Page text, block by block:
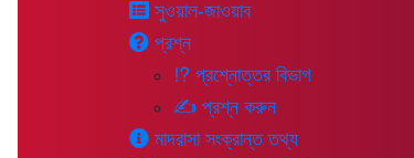
সুওয়াল-জাওয়াব
প্রশ্ন
⁉ প্রশ্নোত্তর বিভাগ
✍ প্রশ্ন করুন
মাদরাসা সংক্রান্ত তথ্য